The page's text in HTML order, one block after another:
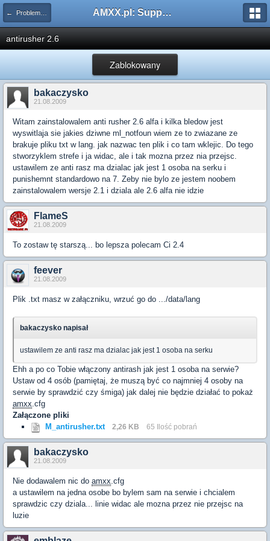
← Problemy z pluginami AMXX.pl: Support AMX Mod X i SourceMod
antirusher 2.6
Zablokowany
bakaczysko
21.08.2009
Witam zainstalowalem anti rusher 2.6 alfa i kilka bledow jest
wyswitlaja sie jakies dziwne ml_notfoun wiem ze to zwiazane ze
brakuje pliku txt w lang. jak nazwac ten plik i co tam wklejic. Do tego
stworzyklem strefe i ja widac, ale i tak mozna przez nia przejsc.
ustawilem ze anti rasz ma dzialac jak jest 1 osoba na serku i
punishemnt standardowo na 7. Zeby nie bylo ze jestem noobem
zainstalowalem wersje 2.1 i dziala ale 2.6 alfa nie idzie
FlameS
21.08.2009
To zostaw tę starszą... bo lepsza polecam Ci 2.4
feever
21.08.2009
Plik .txt masz w załączniku, wrzuć go do .../data/lang
bakaczysko napisał
ustawilem ze anti rasz ma dzialac jak jest 1 osoba na serku
Ehh a po co Tobie włączony antirash jak jest 1 osoba na serwie?
Ustaw od 4 osób (pamiętaj, że muszą być co najmniej 4 osoby na
serwie by sprawdzić czy śmiga) jak dalej nie będzie działać to pokaż
amxx.cfg
Załączone pliki
M_antirusher.txt
2,26 KB 65 Ilość pobrań
bakaczysko
21.08.2009
Nie dodawalem nic do amxx.cfg
a ustawilem na jedna osobe bo bylem sam na serwie i chcialem
sprawdzic czy dziala... linie widac ale mozna przez nie przejsc na
luzie